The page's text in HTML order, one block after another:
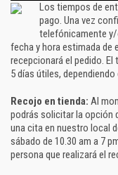
Los tiempos de
pago. Una vez
telefónicamente
fecha y hora estimada de
recepcionará el pedido.
5 días útiles,
Recojo en tienda: Al
podrás solicitar la opción
una cita en nuestro local
sábado de 10.30 am a 7
persona que realizará el